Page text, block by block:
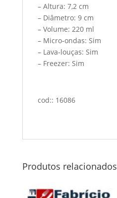
– Altura: 7,2 cm
– Diâmetro: 9 cm
– Volume: 220 ml
– Micro-ondas: Sim
– Lava-louças: Sim
– Freezer: Sim
cod:: 16086
Produtos relacionados